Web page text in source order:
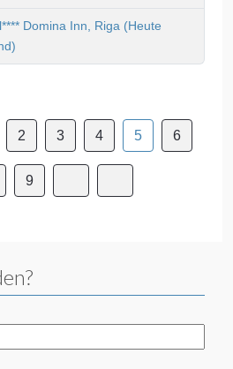
Domina Inn, Riga (Heute
2 3 4 5 6
9